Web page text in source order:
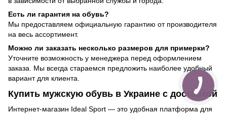
Есть ли гарантия на обувь?
Мы предоставляем официальную гарантию от производителя
на весь ассортимент.
Можно ли заказать несколько размеров для примерки?
Уточните возможность у менеджера перед оформлением
заказа. Мы всегда стараемся предложить наиболее удобный
вариант для клиента.
Купить мужскую обувь в Украине с доставкой
Интернет-магазин Ideal Sport — это удобная платформа для